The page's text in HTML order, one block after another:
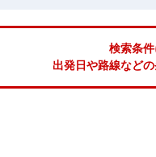
検索条件
出発日や路線など